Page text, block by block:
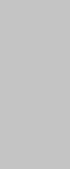
https://
High blood pressure
https://
MacGill M., (2018,
https://
What is high blood